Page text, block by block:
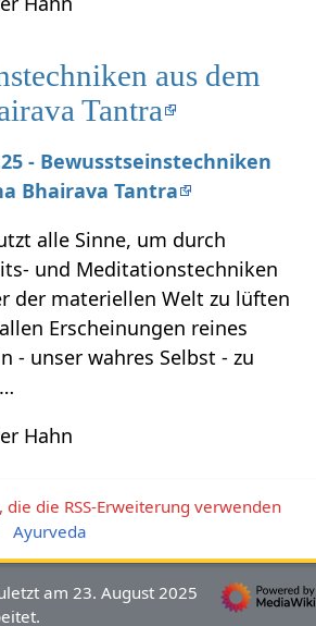
aus dem
Tantra
- Bewusstseinstechniken
Bhairava Tantra
alle Sinne, um durch
und Meditationstechniken
der materiellen Welt zu lüften
Erscheinungen reines
- unser wahres Selbst - zu
Hahn
die die RSS-Erweiterung verwenden
Ayurveda
am 23. August 2025